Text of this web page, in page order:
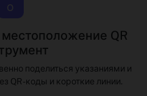
О
QR
поделиться указаниями и
QR -коды и короткие линии.